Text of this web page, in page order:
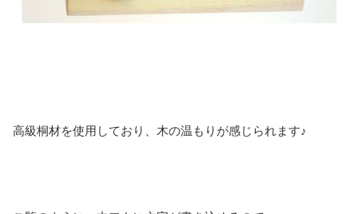
高級桐材を使用しており、木の温もりが感じられます♪